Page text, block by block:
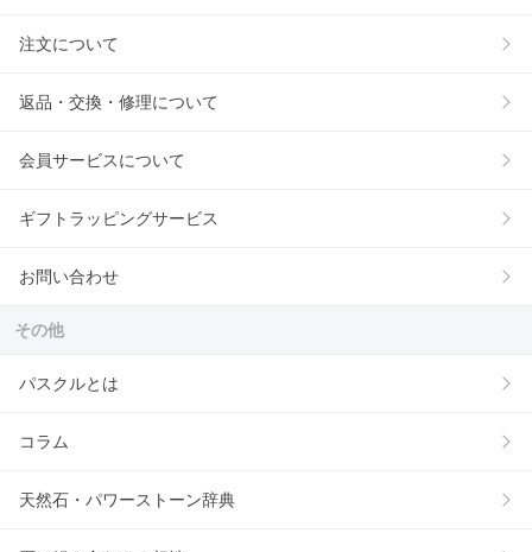
注文について
返品・交換・修理について
会員サービスについて
ギフトラッピングサービス
お問い合わせ
その他
パスクルとは
コラム
天然石・パワーストーン辞典